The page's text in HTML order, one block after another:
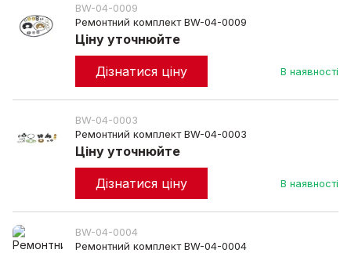
BW-04-0009
Ремонтний комплект BW-04-0009
В наявності
Ціну уточнюйте
Дізнатися ціну
BW-04-0003
Ремонтний комплект BW-04-0003
В наявності
Ціну уточнюйте
Дізнатися ціну
BW-04-0004
Ремонтний комплект BW-04-0004